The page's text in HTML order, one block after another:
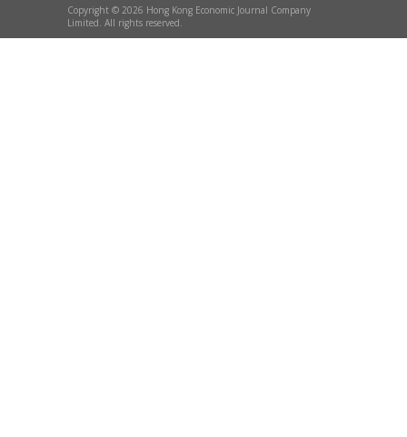
Copyright © 2026 Hong Kong Economic Journal Company
Limited. All rights reserved.